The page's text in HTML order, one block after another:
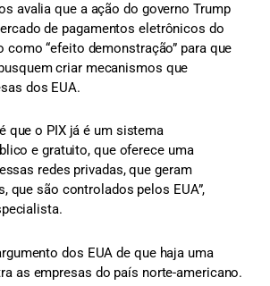
avalia que a ação do governo Trump
de pagamentos eletrônicos do
como “efeito demonstração” para que
criar mecanismos que
dos EUA.
que o PIX já é um sistema
e gratuito, que oferece uma
redes privadas, que geram
que são controlados pelos EUA”,
dos EUA de que haja uma
as empresas do país norte-americano.